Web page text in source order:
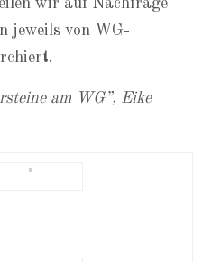
wir auf Nachfrage
jeweils von WG-
am WG”, Eike